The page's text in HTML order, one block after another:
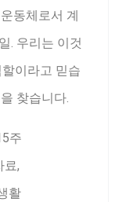
동체로서 계
. 우리는 이것
이라고 믿습
찾습니다.
주
료,
활